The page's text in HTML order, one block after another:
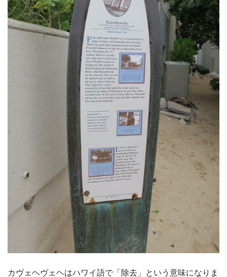
カヴェヘヴェヘはハワイ語で「除去」という意味になりま